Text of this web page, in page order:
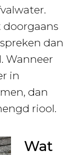
dan
Wanneer
in
dan
riool.
Wat